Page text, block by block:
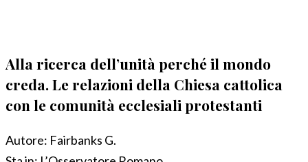
Alla ricerca dell’unità perché il mondo
creda. Le relazioni della Chiesa cattolica
con le comunità ecclesiali protestanti
Autore: Fairbanks G.